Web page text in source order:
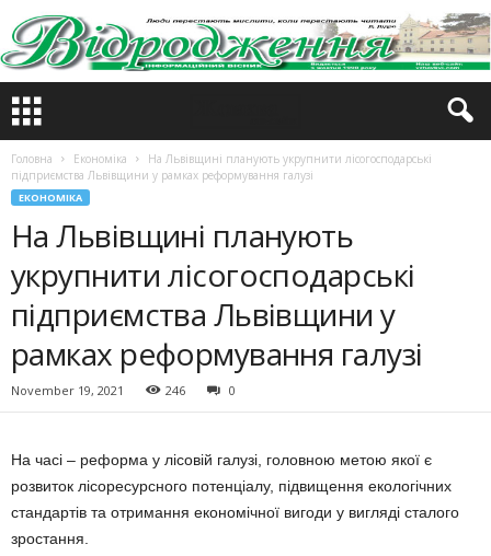
Головна Економіка
На Львівщині планують укрупнити лісогосподарські
підприємства Львівщини у рамках реформування галузі
ЕКОНОМІКА
На Львівщині планують
укрупнити лісогосподарські
підприємства Львівщини у
рамках реформування галузі
November 19, 2021 246 0
На часі – реформа у лісовій галузі, головною метою якої є
розвиток лісоресурсного потенціалу, підвищення екологічних
стандартів та отримання економічної вигоди у вигляді сталого
зростання.